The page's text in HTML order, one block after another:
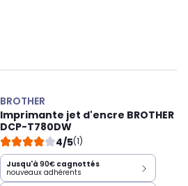
BROTHER
Imprimante jet d'encre BROTHER
DCP-T780DW
4/5(1)
Jusqu'à 90€ cagnottés
nouveaux adhérents